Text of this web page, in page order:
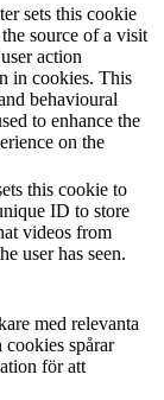
sets this cookie
source of a visit
action
in cookies. This
behavioural
to enhance the
on the
this cookie to
ID to store
videos from
user has seen.
med relevanta
cookies spårar
för att